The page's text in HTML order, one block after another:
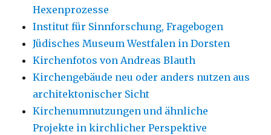
Hexenprozesse
Institut für Sinnforschung, Fragebogen
Jüdisches Museum Westfalen in Dorsten
Kirchenfotos von Andreas Blauth
Kirchengebäude neu oder anders nutzen aus
architektonischer Sicht
Kirchenumnutzungen und ähnliche
Projekte in kirchlicher Perspektive